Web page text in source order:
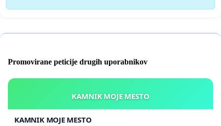
Promovirane peticije drugih uporabnikov
KAMNIK MOJE MESTO
KAMNIK MOJE MESTO